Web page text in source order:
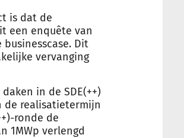
is dat de
een enquête van
businesscase. Dit
vervanging
in de SDE(++)
realisatietermijn
ronde de
1MWp verlengd